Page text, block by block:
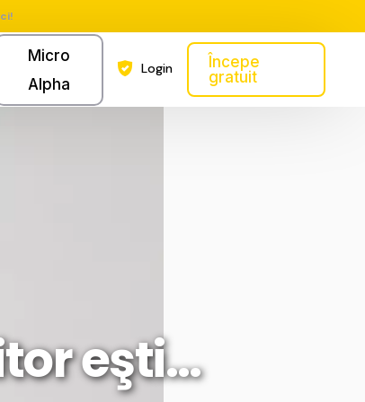
Micro
Alpha
Login
Începe
gratuit
eşti…